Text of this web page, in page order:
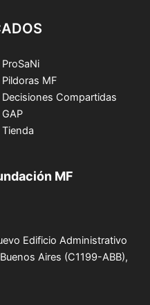
ProSaNi
Pildoras MF
Decisiones Compartidas
GAP
Tienda
MF
Edificio Administrativo
Aires (C1199-ABB),